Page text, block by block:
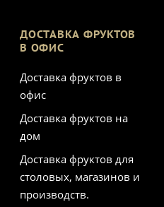
ДОСТАВКА ФРУКТОВ
В ОФИС
Доставка фруктов в
офис
Доставка фруктов на
дом
Доставка фруктов для
столовых, магазинов и
производств.